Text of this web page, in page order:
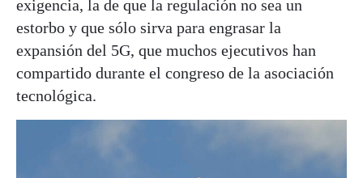
exigencia, la de que la regulación no sea un
estorbo y que sólo sirva para engrasar la
expansión del 5G, que muchos ejecutivos han
compartido durante el congreso de la asociación
tecnológica.